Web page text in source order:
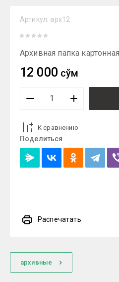
Артикул: арх12
Архивная папка
12 000 сўм
К сравнению
Поделиться
Распечатать
архивные